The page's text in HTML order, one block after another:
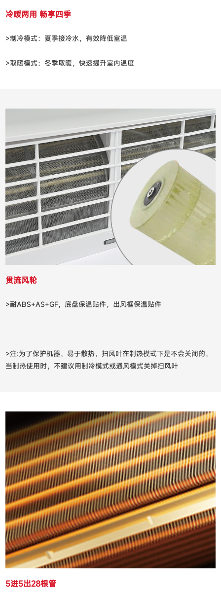
冷暖两用 畅享四季
>制冷模式：夏季接冷水，有效降低室温
>取暖模式：冬季取暖，快速提升室内温度
贯流风轮
>耐ABS+AS+GF，底盘保温贴件，出风框保温贴件
>注:为了保护机器，易于散热，扫风叶在制热模式下是不会关闭的，
当制热使用时，不建议用制冷模式或通风模式关掉扫风叶
5进5出28根管